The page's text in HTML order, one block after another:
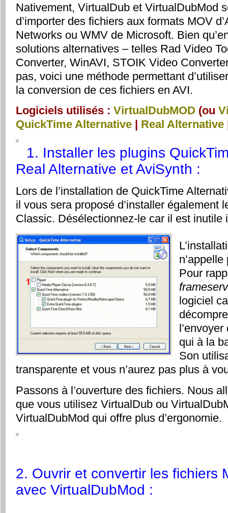
Nativement, VirtualDub et VirtualDubMod
d’importer des fichiers aux formats MOV
Networks ou WMV de Microsoft. Bien
solutions alternatives – telles Rad Video
Converter, WinAVI, STOIK Video
pas, voici une méthode permettant
la conversion de ces fichiers en AVI.
Logiciels utilisés : VirtualDubMOD (ou
QuickTime Alternative | Real Alternative
1. Installer les plugins
Real Alternative et AviSynth :
Lors de l’installation de QuickTime
il vous sera proposé d’installer également
Classic. Désélectionnez-le car il est inutile
Pour
logiciel
qui à la
Son
transparente et vous n’aurez pas plus à
Passons à l’ouverture des fichiers. Nous
que vous utilisez VirtualDub ou
VirtualDubMod qui offre plus d’ergonomie.
2. Ouvrir et convertir les fichiers
avec VirtualDubMod :